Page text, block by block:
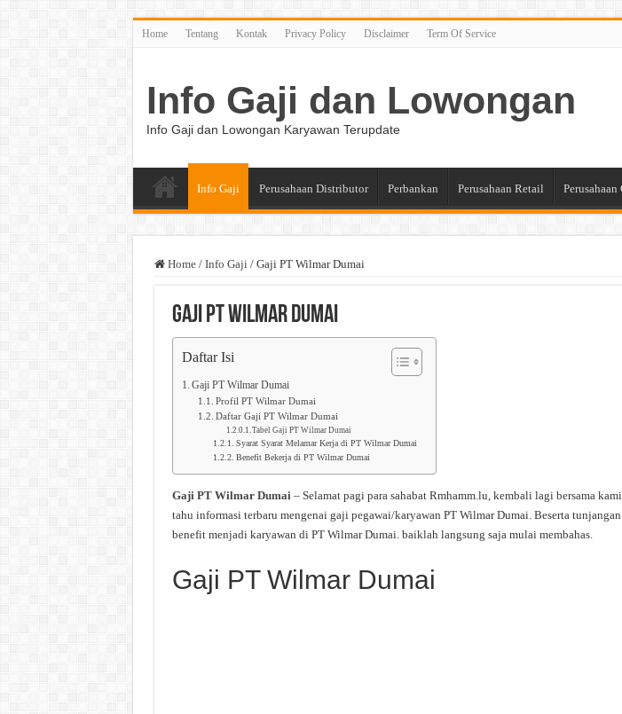
Home Tentang Kontak Privacy Policy Disclaimer Term Of Service
Info Gaji dan Lowongan
Info Gaji dan Lowongan Karyawan Terupdate
Info Gaji Perusahaan Distributor Perbankan Perusahaan Retail
Home / Info Gaji / Gaji PT Wilmar Dumai
Gaji PT Wilmar Dumai
Daftar Isi
Gaji PT Wilmar Dumai
Profil PT Wilmar Dumai
Daftar Gaji PT Wilmar Dumai
Tabel Gaji PT Wilmar Dumai
Syarat Syarat Melamar Kerja di PT Wilmar Dumai
Benefit Bekerja di PT Wilmar Dumai
Gaji PT Wilmar Dumai – Selamat pagi para sahabat Rmhamm.lu, kembali lagi bersama
tahu informasi terbaru mengenai gaji pegawai/karyawan PT Wilmar Dumai. Beserta
benefit menjadi karyawan di PT Wilmar Dumai. baiklah langsung saja mulai membahas.
Gaji PT Wilmar Dumai